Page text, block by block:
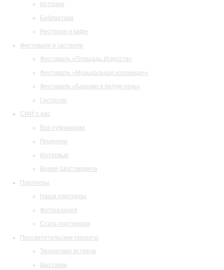
История
Библиотека
Ресторан и кафе
Фестивали и гастроли
Фестиваль «Площадь Искусств»
Фестиваль «Музыкальная коллекция»
Фестиваль «Барокко в белую ночь»
Гастроли
СМИ о нас
Все публикации
Рецензии
Интервью
Время Шостаковича
Партнеры
Наши партнеры
Фотогалерея
Стать партнером
Просветительские проекты
Творческие встречи
Выставки